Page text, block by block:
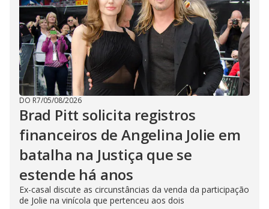
DO R7/05/08/2026
Brad Pitt solicita registros
financeiros de Angelina Jolie em
batalha na Justiça que se
estende há anos
Ex-casal discute as circunstâncias da venda da participação
de Jolie na vinícola que pertenceu aos dois